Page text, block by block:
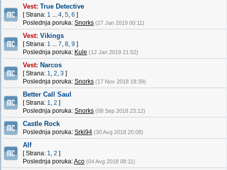
Vest: True Detective
[ Strana: 1 ... 4, 5, 6 ]
Poslednja poruka: Snorks (27 Jan 2019 00:11)
Vest: Vikings
[ Strana: 1 ... 7, 8, 9 ]
Poslednja poruka: Kule (12 Jan 2019 21:52)
Vest: Narcos
[ Strana: 1, 2, 3 ]
Poslednja poruka: Snorks (17 Nov 2018 18:39)
Better Call Saul
[ Strana: 1, 2 ]
Poslednja poruka: Snorks (08 Sep 2018 23:12)
Castle Rock
Poslednja poruka: Srki94 (30 Avg 2018 20:08)
Alf
[ Strana: 1, 2 ]
Poslednja poruka:Aco (04 Avg 2018 08:11)